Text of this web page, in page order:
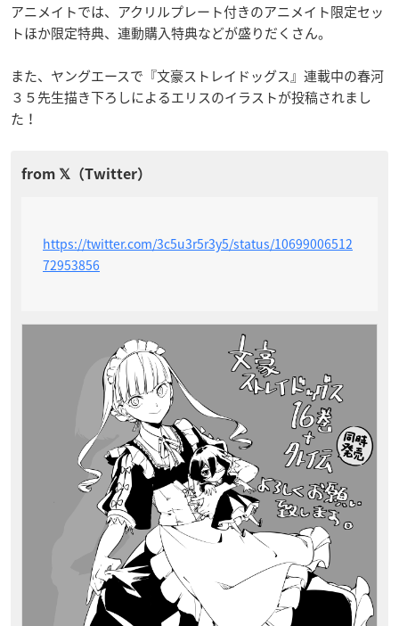
アニメイトでは、アクリルプレート付きのアニメイト限定セッ
トほか限定特典、連動購入特典などが盛りだくさん。
また、ヤングエースで『文豪ストレイドッグス』連載中の春河
３５先生描き下ろしによるエリスのイラストが投稿されまし
た！
https://twitter.com/3c5u3r5r3y5/status/10699006512
72953856